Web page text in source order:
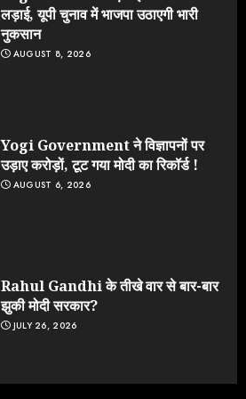
लड़ाई, यूपी चुनाव में भाजपा उठाएगी भारी
नुकसान
AUGUST 8, 2026
Yogi Government ने विज्ञापनों पर
उड़ाए करोड़ों, टूट गया मोदी का रिकॉर्ड !
AUGUST 6, 2026
Rahul Gandhi के तीखे वार से बार-बार
झुकी मोदी सरकार?
JULY 26, 2026